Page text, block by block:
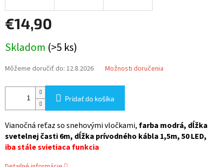
€14,90
cena:
Skladom (>5 ks)
Môžeme doručiť do: 12.8.2026 Možnosti doručenia
Pridať do košíka
Vianočná reťaz so snehovými vločkami,farba modrá, dĺžka
svetelnej časti 6m, dĺžka prívodného kábla 1,5m, 50 LED,
iba stále svietiaca funkcia